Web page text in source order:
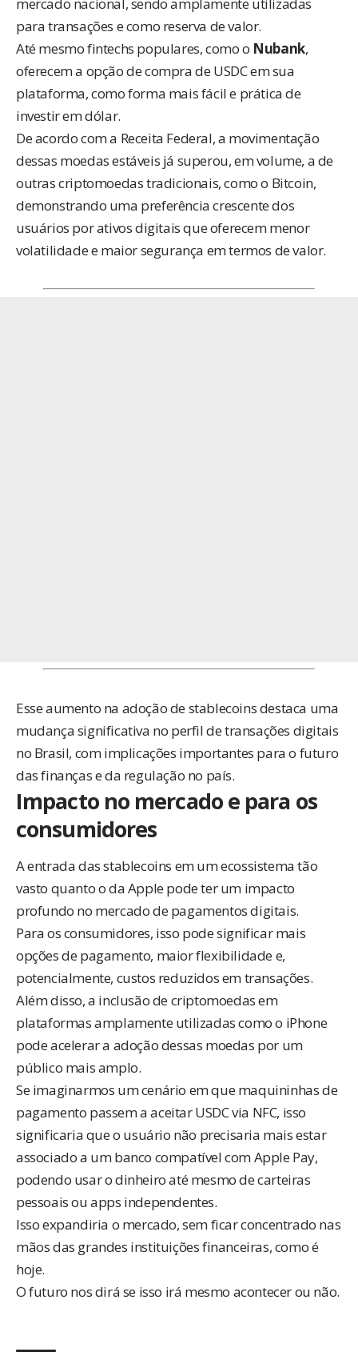
para transações e como reserva de valor.
Até mesmo fintechs populares, como o Nubank,
oferecem a opção de compra de USDC em sua
plataforma, como forma mais fácil e prática de
investir em dólar.
De acordo com a Receita Federal, a movimentação
dessas moedas estáveis já superou, em volume, a de
outras criptomoedas tradicionais, como o Bitcoin,
demonstrando uma preferência crescente dos
usuários por ativos digitais que oferecem menor
volatilidade e maior segurança em termos de valor.
Esse aumento na adoção de stablecoins destaca uma
mudança significativa no perfil de transações digitais
no Brasil, com implicações importantes para o futuro
das finanças e da regulação no país.
Impacto no mercado e para os
consumidores
A entrada das stablecoins em um ecossistema tão
vasto quanto o da Apple pode ter um impacto
profundo no mercado de pagamentos digitais.
Para os consumidores, isso pode significar mais
opções de pagamento, maior flexibilidade e,
potencialmente, custos reduzidos em transações.
Além disso, a inclusão de criptomoedas em
plataformas amplamente utilizadas como o iPhone
pode acelerar a adoção dessas moedas por um
público mais amplo.
Se imaginarmos um cenário em que maquininhas de
pagamento passem a aceitar USDC via NFC, isso
significaria que o usuário não precisaria mais estar
associado a um banco compatível com Apple Pay,
podendo usar o dinheiro até mesmo de carteiras
pessoais ou apps independentes.
Isso expandiria o mercado, sem ficar concentrado nas
mãos das grandes instituições financeiras, como é
hoje.
O futuro nos dirá se isso irá mesmo acontecer ou não.